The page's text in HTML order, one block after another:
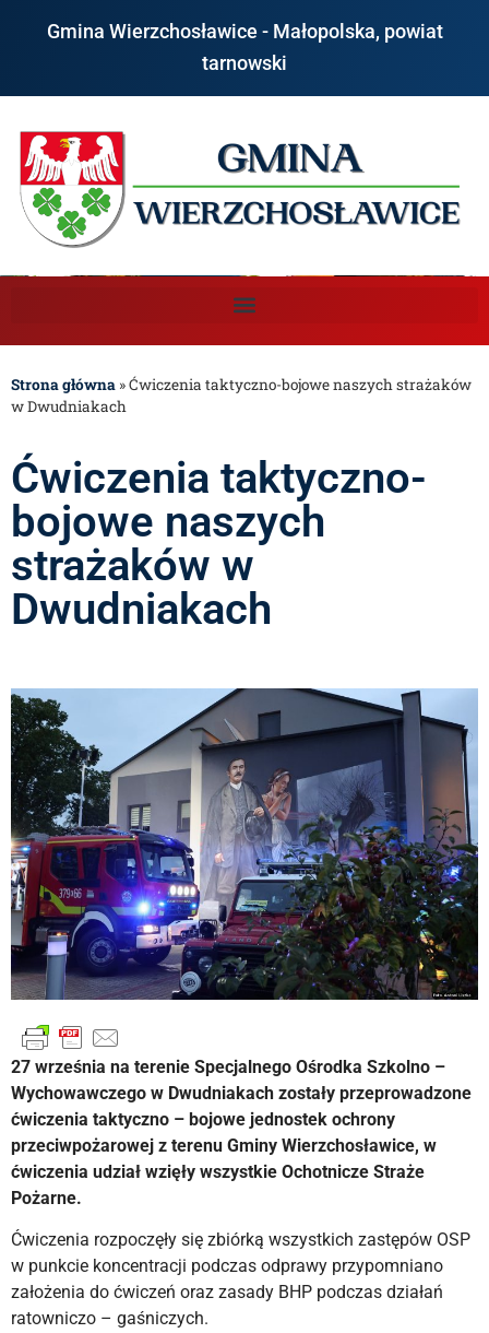
Gmina Wierzchosławice - Małopolska, powiat
tarnowski
Strona główna »Ćwiczenia taktyczno-bojowe naszych strażaków
w Dwudniakach
Ćwiczenia taktyczno-
bojowe naszych
strażaków w
Dwudniakach
27 września na terenie Specjalnego Ośrodka Szkolno –
Wychowawczego w Dwudniakach zostały przeprowadzone
ćwiczenia taktyczno – bojowe jednostek ochrony
przeciwpożarowej z terenu Gminy Wierzchosławice, w
ćwiczenia udział wzięły wszystkie Ochotnicze Straże
Pożarne.
Ćwiczenia rozpoczęły się zbiórką wszystkich zastępów OSP
w punkcie koncentracji podczas odprawy przypomniano
założenia do ćwiczeń oraz zasady BHP podczas działań
ratowniczo – gaśniczych.